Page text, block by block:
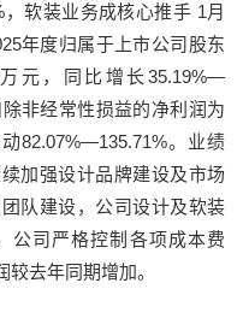
软装业务成核心推手 1月
年度归属于上市公司股东
元，同比增长35.19%—
非经常性损益的净利润为
82.07%—135.71%。业绩
加强设计品牌建设及市场
队建设，公司设计及软装
公司严格控制各项成本费
去年同期增加。